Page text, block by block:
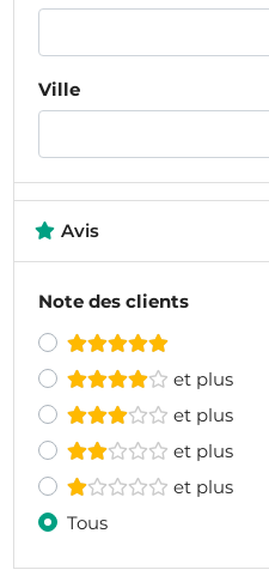
Ville
Avis
Note des clients
et plus
et plus
et plus
et plus
Tous